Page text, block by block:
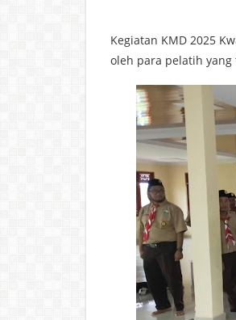
Kegiatan KMD 2025
oleh para pelatih